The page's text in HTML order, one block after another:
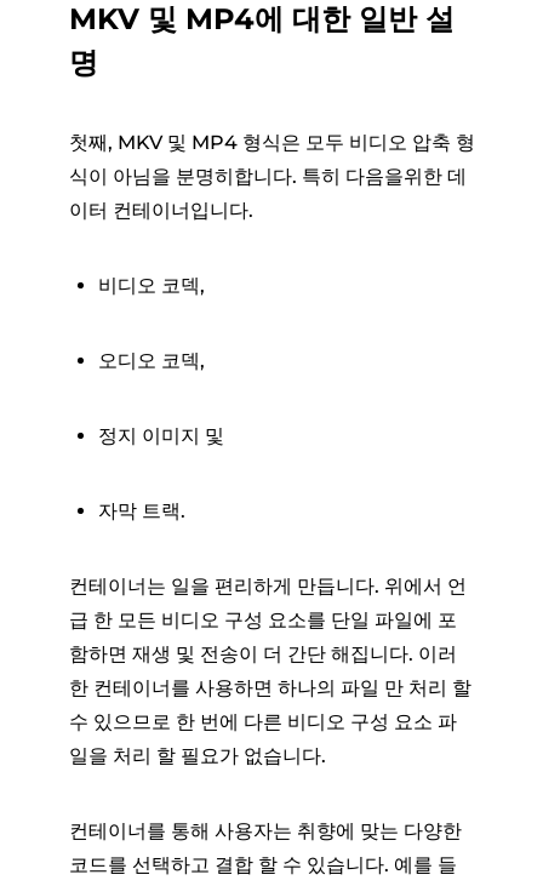
MKV 및 MP4에 대한 일반 설
명
첫째, MKV 및 MP4 형식은 모두 비디오 압축 형
식이 아님을 분명히합니다. 특히 다음을위한 데
이터 컨테이너입니다.
비디오 코덱,
오디오 코덱,
정지 이미지 및
자막 트랙.
컨테이너는 일을 편리하게 만듭니다. 위에서 언
급 한 모든 비디오 구성 요소를 단일 파일에 포
함하면 재생 및 전송이 더 간단 해집니다. 이러
한 컨테이너를 사용하면 하나의 파일 만 처리 할
수 ​​있으므로 한 번에 다른 비디오 구성 요소 파
일을 처리 할 필요가 없습니다.
컨테이너를 통해 사용자는 취향에 맞는 다양한
코드를 선택하고 결합 할 수 있습니다. 예를 들